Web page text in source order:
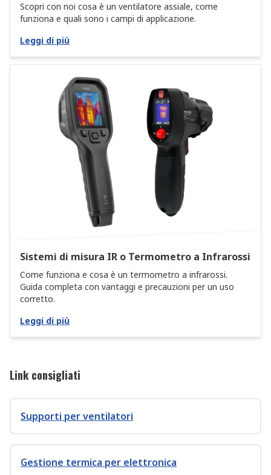
Scopri con noi cosa è un ventilatore assiale, come
funziona e quali sono i campi di applicazione.
Leggi di più
Sistemi di misura IR o Termometro a Infrarossi
Come funziona e cosa è un termometro a infrarossi.
Guida completa con vantaggi e precauzioni per un uso
corretto.
Leggi di più
Link consigliati
Supporti per ventilatori
Gestione termica per elettronica